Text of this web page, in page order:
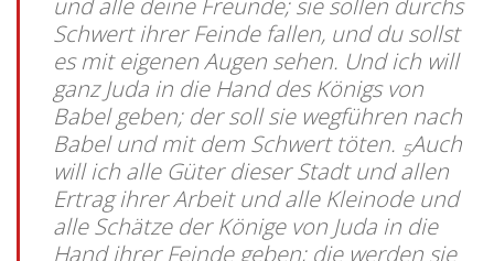
und alle deine Freunde; sie sollen durchs
Schwert ihrer Feinde fallen, und du sollst
es mit eigenen Augen sehen. Und ich will
ganz Juda in die Hand des Königs von
Babel geben; der soll sie wegführen nach
Babel und mit dem Schwert töten. 5Auch
will ich alle Güter dieser Stadt und allen
Ertrag ihrer Arbeit und alle Kleinode und
alle Schätze der Könige von Juda in die
Hand ihrer Feinde geben; die werden sie